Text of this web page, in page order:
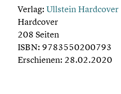
Verlag: Ullstein Hardcover
Hardcover
208 Seiten
ISBN: 9783550200793
Erschie­nen: 28.02.2020